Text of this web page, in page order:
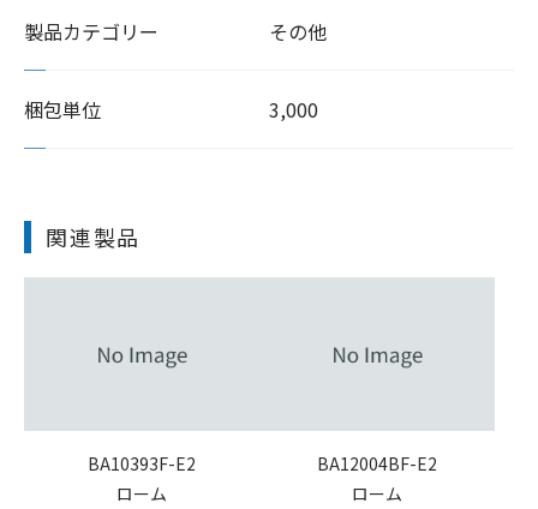
製品カテゴリー その他
梱包単位 3,000
関連製品
BA10393F-E2
ローム
BA12004BF-E2
ローム